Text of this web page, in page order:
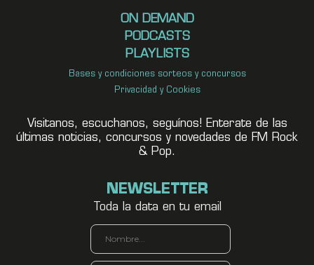
ON DEMAND
PODCASTS
PLAYLISTS
Bases y condiciones sorteos y concursos
Privacidad y Cookies
Visitanos, escuchanos, seguínos! Enterate de las
últimas noticias, concursos y novedades de FM Rock
& Pop.
NEWSLETTER
Toda la data en tu email